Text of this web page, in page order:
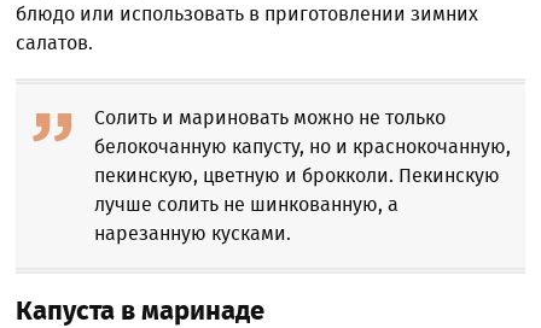
блюдо или использовать в приготовлении зимних
салатов.
Солить и мариновать можно не только
белокочанную капусту, но и краснокочанную,
пекинскую, цветную и брокколи. Пекинскую
лучше солить не шинкованную, а
нарезанную кусками.
Капуста в маринаде